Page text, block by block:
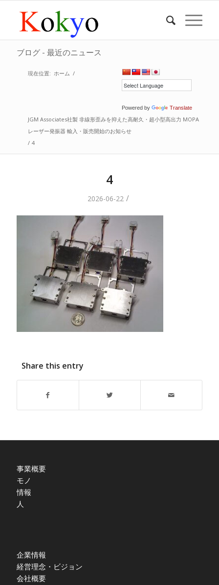
ブログ - 最近のニュース
Powered by Translate
現在位置: ホーム /
JGM Associates社製 非線形歪みを抑えた高耐久・超小型高出力 MOPA
レーザー発振器 輸入・販売開始のお知らせ
/ 4
4
2026-06-22 /
Share this entry
事業概要
モノ
情報
人
企業情報
経営理念・ビジョン
会社概要